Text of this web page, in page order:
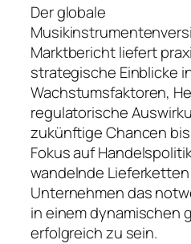
Der globale
Marktbericht liefert
strategische Einblicke
Wachstumsfaktoren,
regulatorische
zukünftige Chancen
Fokus auf
wandelnde
Unternehmen das
in einem dynamischen
erfolgreich zu sein.